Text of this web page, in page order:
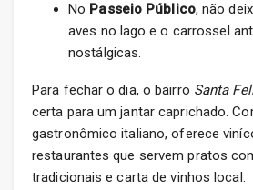
No Passeio Público, não
aves no lago e o carrossel
nostálgicas.
Para fechar o dia, o bairro Santa
certa para um jantar caprichado.
gastronômico italiano, oferece
restaurantes que servem pratos
tradicionais e carta de vinhos local.